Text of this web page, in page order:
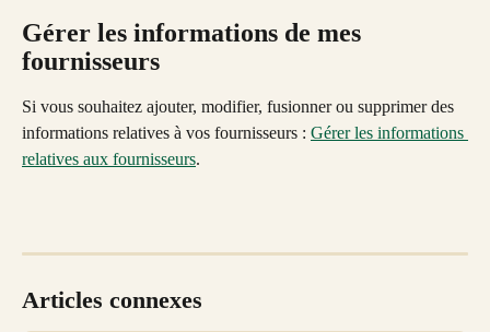
Gérer les informations de mes
fournisseurs
Si vous souhaitez ajouter, modifier, fusionner ou supprimer des
informations relatives à vos fournisseurs : Gérer les informations
relatives aux fournisseurs.
Articles connexes